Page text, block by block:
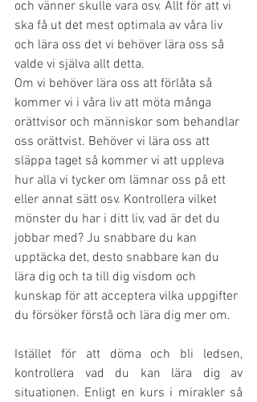
och vänner skulle vara osv. Allt för att vi
ska få ut det mest optimala av våra liv
och lära oss det vi behöver lära oss så
valde vi själva allt detta.
Om vi behöver lära oss att förlåta så
kommer vi i våra liv att möta många
orättvisor och människor som behandlar
oss orättvist. Behöver vi lära oss att
släppa taget så kommer vi att uppleva
hur alla vi tycker om lämnar oss på ett
eller annat sätt osv. Kontrollera vilket
mönster du har i ditt liv, vad är det du
jobbar med? Ju snabbare du kan
upptäcka det, desto snabbare kan du
lära dig och ta till dig visdom och
kunskap för att acceptera vilka uppgifter
du försöker förstå och lära dig mer om.
Istället för att döma och bli ledsen,
kontrollera vad du kan lära dig av
situationen. Enligt en kurs i mirakler så